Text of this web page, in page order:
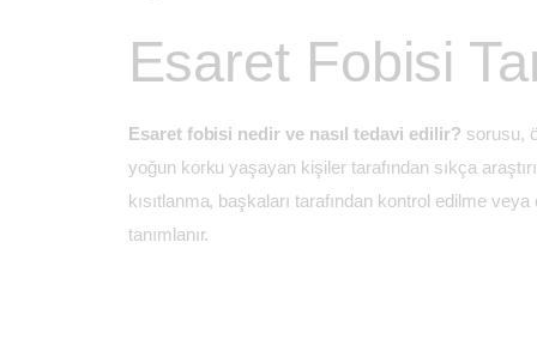
Esaret Fobisi
Esaret fobisi nedir ve nasıl tedavi edilir? sorusu,
yoğun korku yaşayan kişiler tarafından sıkça
kısıtlanma, başkaları tarafından kontrol edilme
tanımlanır.